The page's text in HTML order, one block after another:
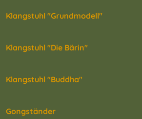
Klangstuhl "Grundmodell"
Klangstuhl "Die Bärin"
Klangstuhl "Buddha"
Gongständer